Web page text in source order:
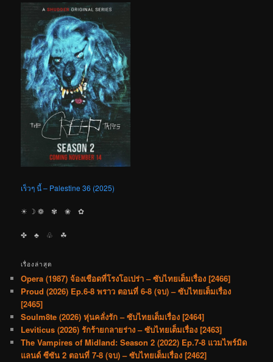
เร็วๆ นี้ – Palestine 36 (2025)
☀︎ ☽ ❁ ✾ ❀ ✿
✤ ♣︎ ♧ ☘︎
เรื่องล่าสุด
Opera (1987) จ้องเชือดที่โรงโอเปร่า – ซับไทยเต็มเรื่อง [2466]
Proud (2026) Ep.6-8 พราว ตอนที่ 6-8 (จบ) – ซับไทยเต็มเรื่อง
[2465]
Soulm8te (2026) หุ่นคลั่งรัก – ซับไทยเต็มเรื่อง [2464]
Leviticus (2026) รักร้ายกลายร่าง – ซับไทยเต็มเรื่อง [2463]
The Vampires of Midland: Season 2 (2022) Ep.7-8 แวมไพร์มิด
แลนด์ ซีซัน 2 ตอนที่ 7-8 (จบ) – ซับไทยเต็มเรื่อง [2462]